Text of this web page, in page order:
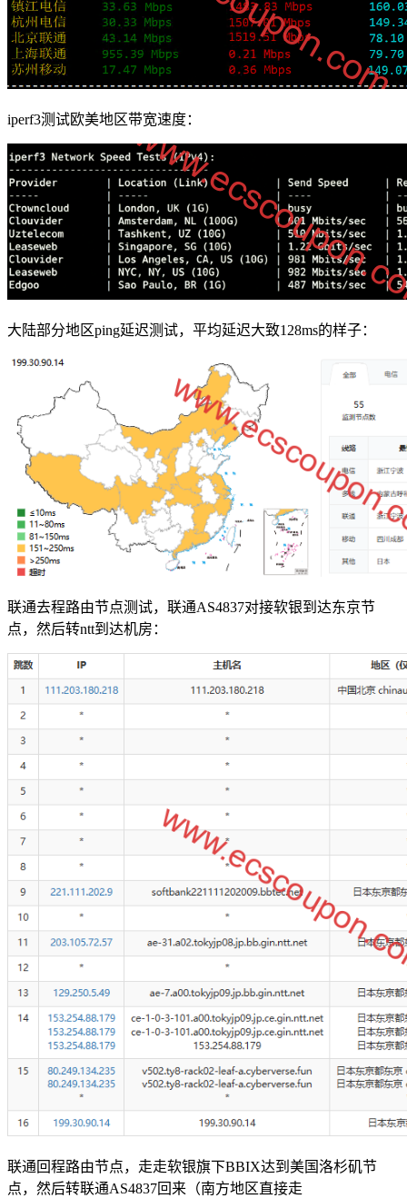
iperf3测试欧美地区带宽速度：
大陆部分地区ping延迟测试，平均延迟大致128ms的样子：
联通去程路由节点测试，联通AS4837对接软银到达东京节
点，然后转ntt到达机房：
联通回程路由节点，走走软银旗下BBIX达到美国洛杉矶节
点，然后转联通AS4837回来（南方地区直接走